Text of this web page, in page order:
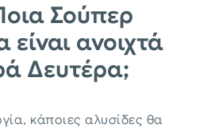
Σούπερ
ανοιχτά
Δευτέρα;
κάποιες αλυσίδες θα